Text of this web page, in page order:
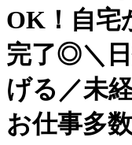
OK！自宅
完了◎＼
げる／未
お仕事多